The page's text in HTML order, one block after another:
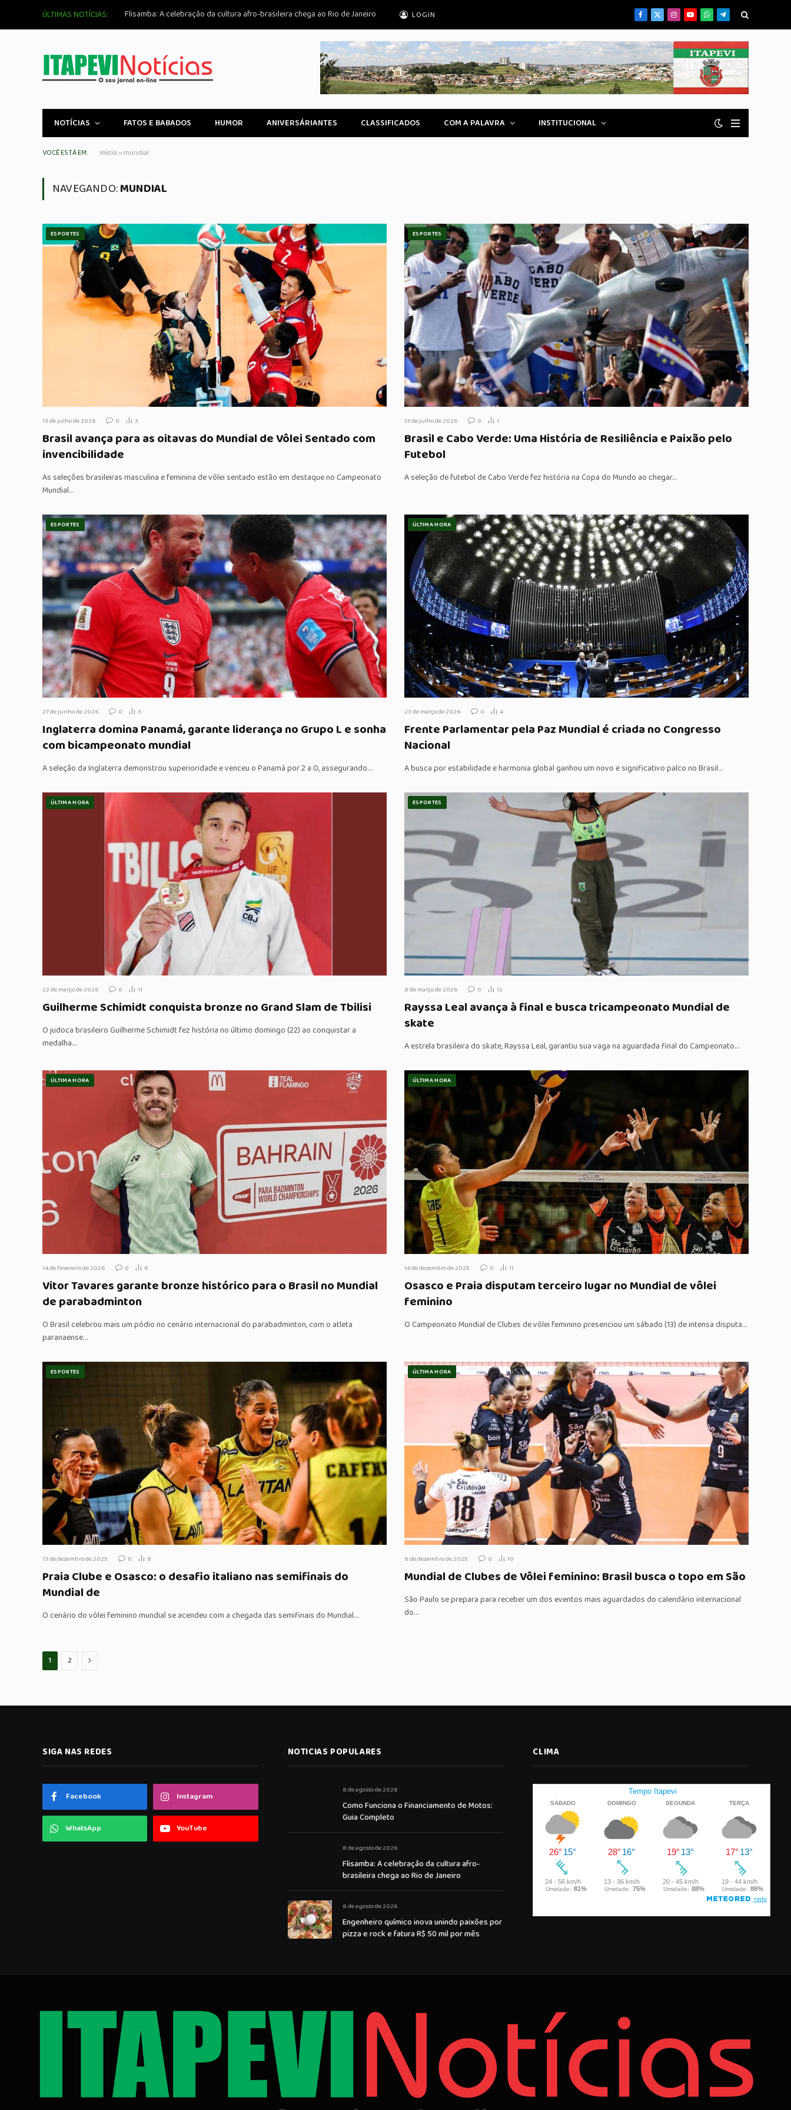
ÚLTIMAS NOTÍCIAS: Flisamba: A celebração da cultura afro-brasileira chega ao Rio de Janeiro LOGIN Facebook
X
(Twitter)
Instagram
YouTubeWhatsApp
Telegrama
NOTÍCIAS FATOS E BABADOS HUMOR ANIVERSÁRIANTES CLASSIFICADOS COM A PALAVRA INSTITUCIONAL
VOCÊ ESTÁ EM: Início »mundial
NAVEGANDO:MUNDIAL
ESPORTES
13 de julho de 2026 0 3
Brasil avança para as oitavas do Mundial de Vôlei Sentado com
invencibilidade
As seleções brasileiras masculina e feminina de vôlei sentado estão em destaque no Campeonato
Mundial…
ESPORTES
13 de julho de 2026 0 1
Brasil e Cabo Verde: Uma História de Resiliência e Paixão pelo
Futebol
A seleção de futebol de Cabo Verde fez história na Copa do Mundo ao chegar…
ESPORTES
27 de junho de 2026 0 3
Inglaterra domina Panamá, garante liderança no Grupo L e sonha
com bicampeonato mundial
A seleção da Inglaterra demonstrou superioridade e venceu o Panamá por 2 a 0, assegurando…
ÚLTIMA HORA
23 de março de 2026 0 4
Frente Parlamentar pela Paz Mundial é criada no Congresso
Nacional
A busca por estabilidade e harmonia global ganhou um novo e significativo palco no Brasil…
ÚLTIMA HORA
22 de março de 2026 0 11
Guilherme Schimidt conquista bronze no Grand Slam de Tbilisi
O judoca brasileiro Guilherme Schimidt fez história no último domingo (22) ao conquistar a
medalha…
ESPORTES
8 de março de 2026 0 12
Rayssa Leal avança à final e busca tricampeonato Mundial de
skate
A estrela brasileira do skate, Rayssa Leal, garantiu sua vaga na aguardada final do Campeonato…
ÚLTIMA HORA
14 de fevereiro de 2026 0 6
Vitor Tavares garante bronze histórico para o Brasil no Mundial
de parabadminton
O Brasil celebrou mais um pódio no cenário internacional do parabadminton, com o atleta
paranaense…
ÚLTIMA HORA
14 de dezembro de 2025 0 11
Osasco e Praia disputam terceiro lugar no Mundial de vôlei
feminino
O Campeonato Mundial de Clubes de vôlei feminino presenciou um sábado (13) de intensa disputa…
ESPORTES
13 de dezembro de 2025 0 8
Praia Clube e Osasco: o desafio italiano nas semifinais do
Mundial de
O cenário do vôlei feminino mundial se acendeu com a chegada das semifinais do Mundial…
ÚLTIMA HORA
8 de dezembro de 2025 0 10
Mundial de Clubes de Vôlei feminino: Brasil busca o topo em São
São Paulo se prepara para receber um dos eventos mais aguardados do calendário internacional
do…
1 2 Proximo
SIGA NAS REDES
Facebook Instagram
WhatsApp YouTube
NOTICIAS POPULARES
8 de agosto de 2026
Como Funciona o Financiamento de Motos:
Guia Completo
8 de agosto de 2026
Flisamba: A celebração da cultura afro-
brasileira chega ao Rio de Janeiro
8 de agosto de 2026
Engenheiro químico inova unindo paixões por
pizza e rock e fatura R$ 50 mil por mês
CLIMA